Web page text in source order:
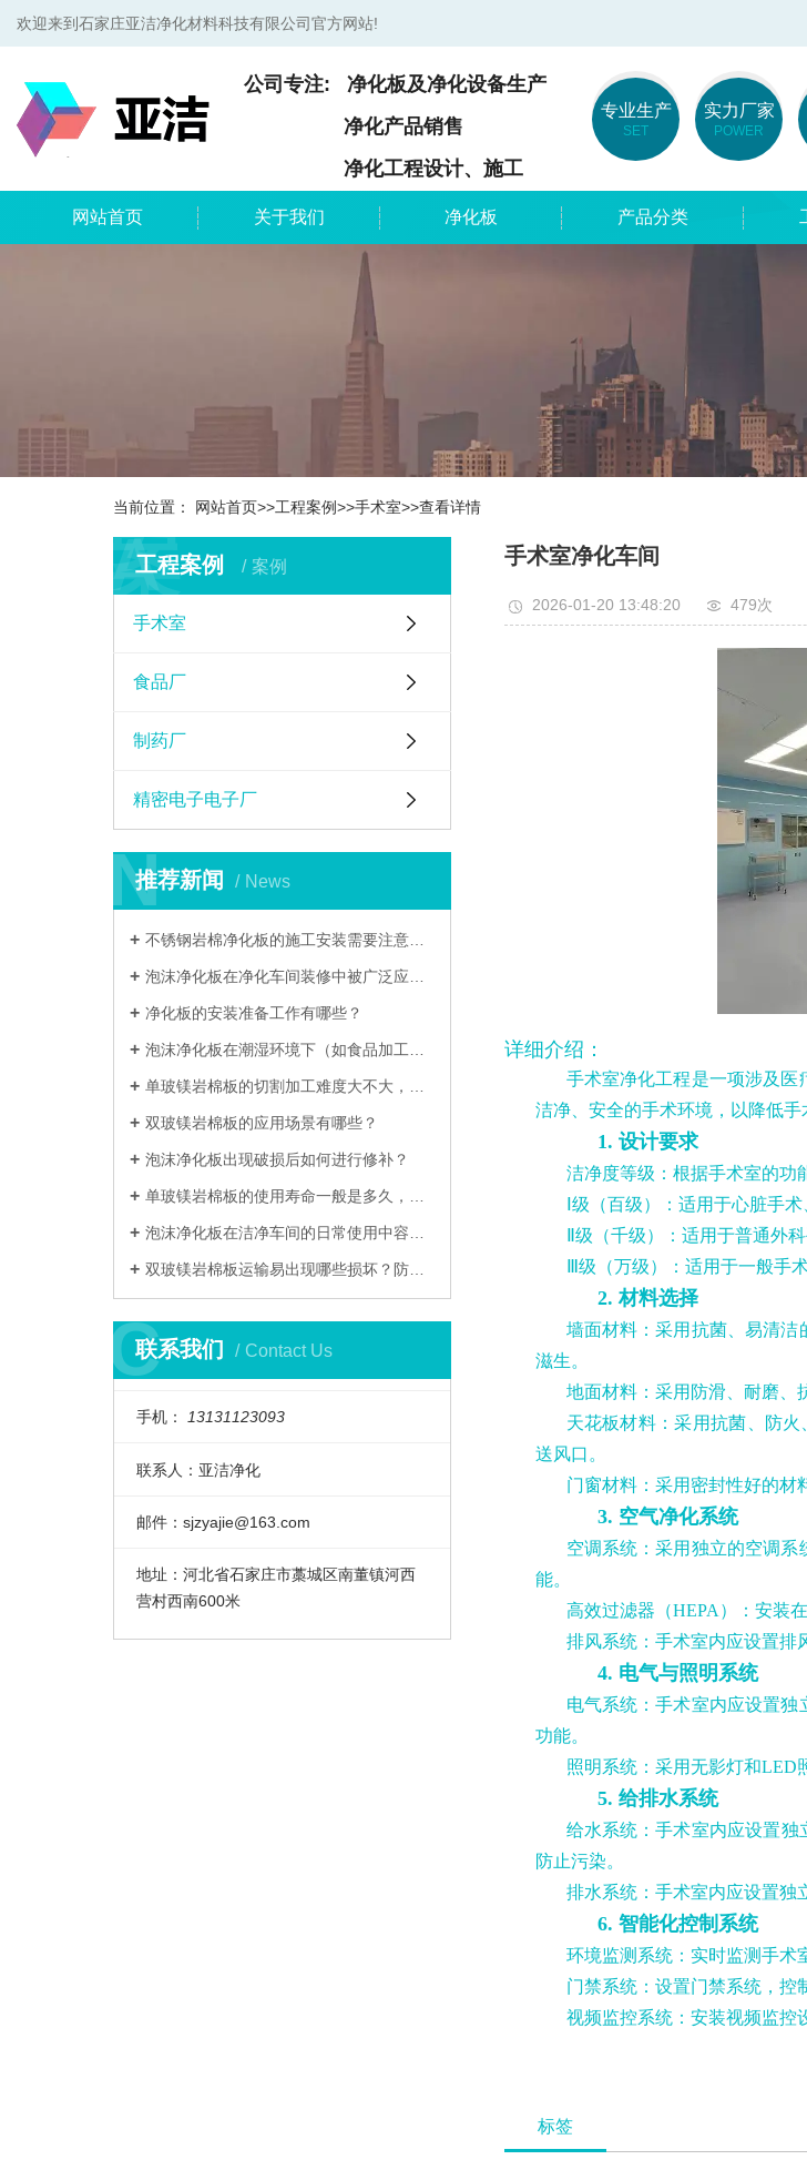
欢迎来到石家庄亚洁净化材料科技有限公司官方网站!
公司专注: 净化板及净化设备生产
净化产品销售
净化工程设计、施工
专业生产
SET
实力厂家
POWER
网站首页 关于我们 净化板 产品分类
当前位置： 网站首页>>工程案例>>手术室>>查看详情
工程案例 案例
A
案
手术室
食品厂
制药厂
精密电子电子厂
推荐新闻 News
N
N
不锈钢岩棉净化板的施工安装需要注意哪些细节？
泡沫净化板在净化车间装修中被广泛应用的核心优势是什么？​
净化板的安装准备工作有哪些？​
泡沫净化板在潮湿环境下（如食品加工净化车间）使用，如何防止出现霉变现象？​
单玻镁岩棉板的切割加工难度大不大，有哪些注意事项？​
双玻镁岩棉板的应用场景有哪些？
泡沫净化板出现破损后如何进行修补？​
单玻镁岩棉板的使用寿命一般是多久，怎样延长其使用年限？​
泡沫净化板在洁净车间的日常使用中容易出现哪些问题？​
双玻镁岩棉板运输易出现哪些损坏？防护措施？
联系我们 Contact Us
C
C
手机： 13131123093
联系人： 亚洁净化
邮件： sjzyajie@163.com
地址： 河北省石家庄市藁城区南董镇河西
营村西南600米
手术室净化车间
2026-01-20 13:48:20 479次
详细介绍：
手术室净化工程是一项涉及医
洁净、安全的手术环境，以降低手
1. 设计要求
洁净度等级：根据手术室的功
Ⅰ级（百级）：适用于心脏手
Ⅱ级（千级）：适用于普通外科
Ⅲ级（万级）：适用于一般手术
2. 材料选择
墙面材料：采用抗菌、易清洁
滋生。
地面材料：采用防滑、耐磨、
天花板材料：采用抗菌、防
送风口。
门窗材料：采用密封性好的材
3. 空气净化系统
空调系统：采用独立的空调系
能。
高效过滤器（HEPA）：安装
排风系统：手术室内应设置排
4. 电气与照明系统
电气系统：手术室内应设置独
功能。
照明系统：采用无影灯和LED
5. 给排水系统
给水系统：手术室内应设置独
防止污染。
排水系统：手术室内应设置独
6. 智能化控制系统
环境监测系统：实时监测手术
门禁系统：设置门禁系统，控
视频监控系统：安装视频监控
标签